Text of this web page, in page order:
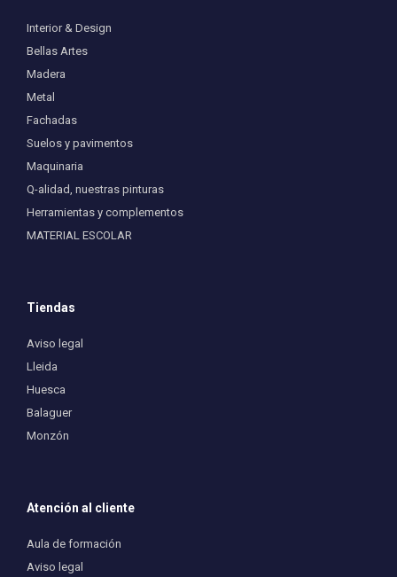
Interior & Design
Bellas Artes
Madera
Metal
Fachadas
Suelos y pavimentos
Maquinaria
Q-alidad, nuestras pinturas
Herramientas y complementos
MATERIAL ESCOLAR
Tiendas
Aviso legal
Lleida
Huesca
Balaguer
Monzón
Atención al cliente
Aula de formación
Aviso legal